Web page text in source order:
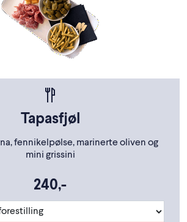
Tapasfjøl
fennikelpølse, marinerte oliven og
mini grissini
240,-